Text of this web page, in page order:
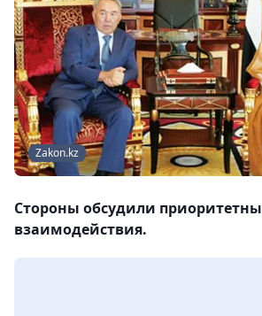
Zakon.kz
Стороны обсудили
взаимодействия.